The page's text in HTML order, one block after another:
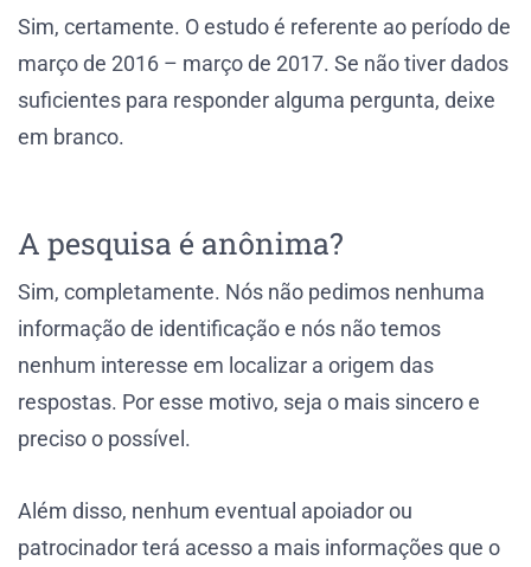
Sim, certamente. O estudo é referente ao período de
março de 2016 – março de 2017. Se não tiver dados
suficientes para responder alguma pergunta, deixe
em branco.
A pesquisa é anônima?
Sim, completamente. Nós não pedimos nenhuma
informação de identificação e nós não temos
nenhum interesse em localizar a origem das
respostas. Por esse motivo, seja o mais sincero e
preciso o possível.
Além disso, nenhum eventual apoiador ou
patrocinador terá acesso a mais informações que o